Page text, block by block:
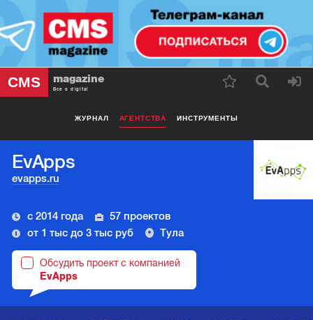
CMS magazine
Все о digital
ЖУРНАЛ АГЕНТСТВА ИНСТРУМЕНТЫ
EvApps
evapps.ru
с 2014 года
57 проектов
от 1 тыс до 3 тыс руб
Тула
Обсудить проект с компанией
EvApps